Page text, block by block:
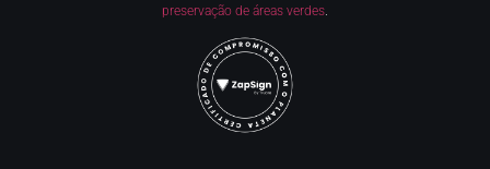
preservação de áreas verdes.